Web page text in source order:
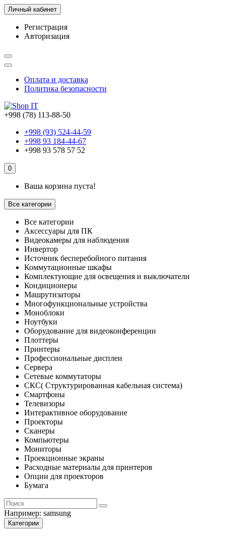
Личный кабинет
Регистрация
Авторизация
Оплата и доставка
Политика безопасности
+998 (78) 113-88-50
+998 (93) 524-44-59
+998 93 184-44-67
+998 93 578 57 52
0
Ваша корзина пуста!
Все категории
Все категории
Аксессуары для ПК
Видеокамеры для наблюдения
Инвертор
Источник бесперебойного питания
Коммутационные шкафы
Комплектующие для освещения и выключатели
Кондиционеры
Машрутизаторы
Многофункциональные устройства
Моноблоки
Ноутбуки
Оборудование для видеоконференции
Плоттеры
Принтеры
Профессиональные дисплеи
Сервера
Сетевые коммутаторы
СКС( Структурированная кабельная система)
Смартфоны
Телевизоры
Интерактивное оборудование
Проекторы
Сканеры
Компьютеры
Мониторы
Проекционные экраны
Расходные материалы для принтеров
Опции для проекторов
Бумага
Например: samsung
Категории